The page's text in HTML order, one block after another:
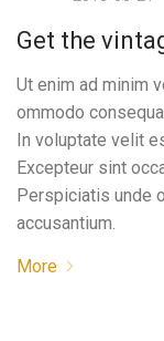
Get the
Ut enim ad minim
ommodo
In voluptate velit
Excepteur sint
Perspiciatis unde
accusantium.
More